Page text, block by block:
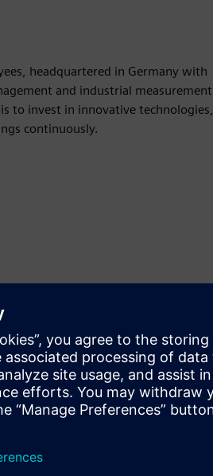
headquartered in Germany with
and industrial measurement
to invest in innovative technologies,
continuously.
Xcelerator toote/lahendusele, mis
integreerida, kasutada või